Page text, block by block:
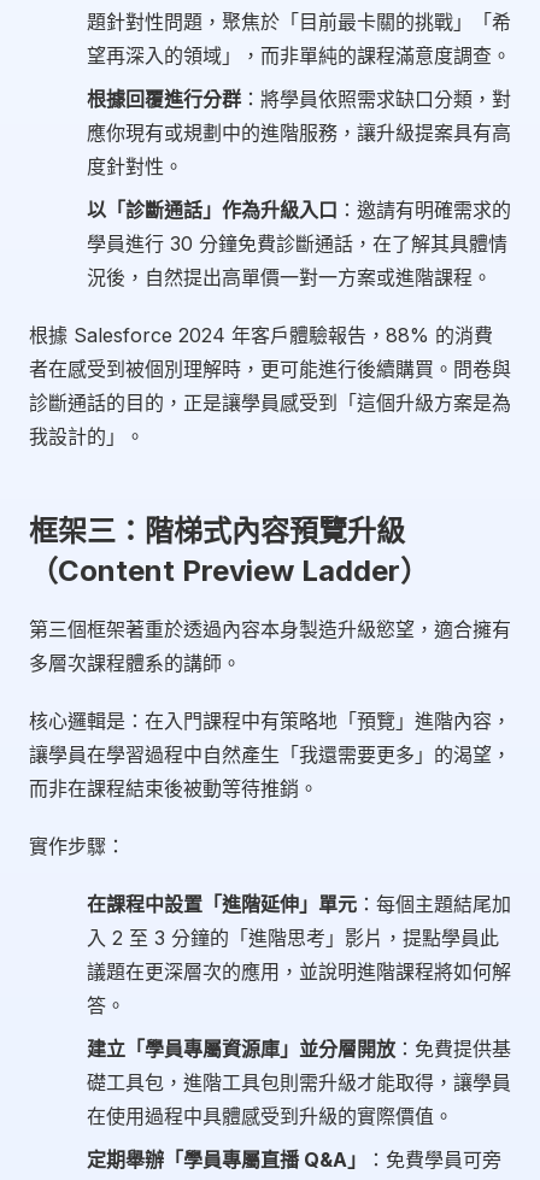
題針對性問題，聚焦於「目前最卡關的挑戰」「希
望再深入的領域」，而非單純的課程滿意度調查。
根據回覆進行分群 ：將學員依照需求缺口分類，對
應你現有或規劃中的進階服務，讓升級提案具有高
度針對性。
以「診斷通話」作為升級入口 ：邀請有明確需求的
學員進行 30 分鐘免費診斷通話，在了解其具體情
況後，自然提出高單價一對一方案或進階課程。
根據 Salesforce 2024 年客戶體驗報告，88% 的消費
者在感受到被個別理解時，更可能進行後續購買。問卷與
診斷通話的目的，正是讓學員感受到「這個升級方案是為
我設計的」。
框架三：階梯式內容預覽升級
（Content Preview Ladder）
第三個框架著重於透過內容本身製造升級慾望，適合擁有
多層次課程體系的講師。
核心邏輯是：在入門課程中有策略地「預覽」進階內容，
讓學員在學習過程中自然產生「我還需要更多」的渴望，
而非在課程結束後被動等待推銷。
實作步驟：
在課程中設置「進階延伸」單元 ：每個主題結尾加
入 2 至 3 分鐘的「進階思考」影片，提點學員此
議題在更深層次的應用，並說明進階課程將如何解
答。
建立「學員專屬資源庫」並分層開放 ：免費提供基
礎工具包，進階工具包則需升級才能取得，讓學員
在使用過程中具體感受到升級的實際價值。
定期舉辦「學員專屬直播 Q&A」
：免費學員可旁